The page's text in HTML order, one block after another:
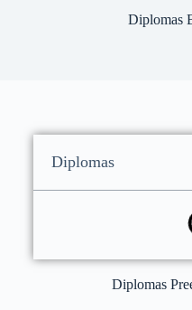
Diplomas
Diplomas
Diplomas